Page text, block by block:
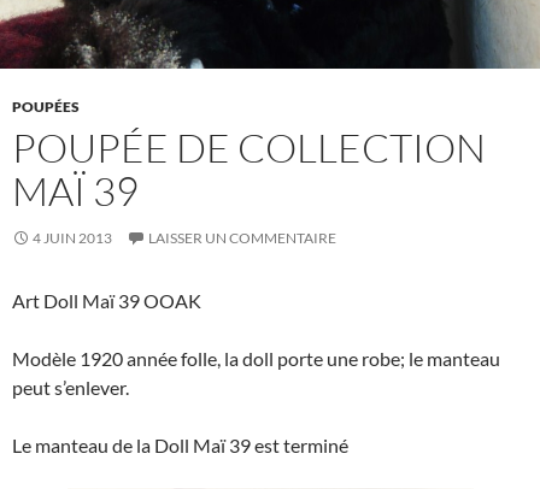
POUPÉES
POUPÉE DE COLLECTION
MAÏ 39
4 JUIN 2013 LAISSER UN COMMENTAIRE
Art Doll Maï 39 OOAK
Modèle 1920 année folle, la doll porte une robe; le manteau
peut s’enlever.
Le manteau de la Doll Maï 39 est terminé